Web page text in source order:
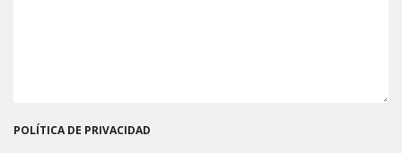
POLÍTICA DE PRIVACIDAD